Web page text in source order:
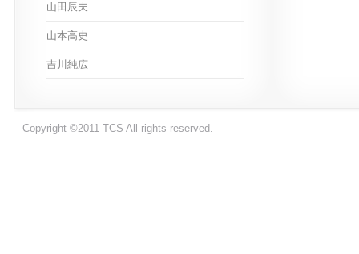
山田辰夫
山本高史
吉川純広
Copyright ©2011 TCS All rights reserved.